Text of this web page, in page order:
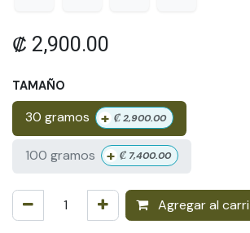
₡ 2,900.00
TAMAÑO
30 gramos + ₡2,900.00
100 gramos + ₡ 7,400.00
Agregar al